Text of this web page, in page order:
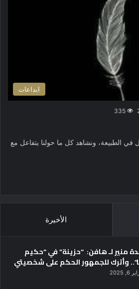
ابداعات
335
الطبيعة، ونشاهد كل ما حولنا يتفاعل مع
الأخيرة
منير لـ هافن: “حزينة” في “حكيم
وأترك للجمهور الحكم على شخصيتي
2025